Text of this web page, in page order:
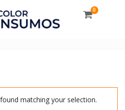
0
matching your selection.